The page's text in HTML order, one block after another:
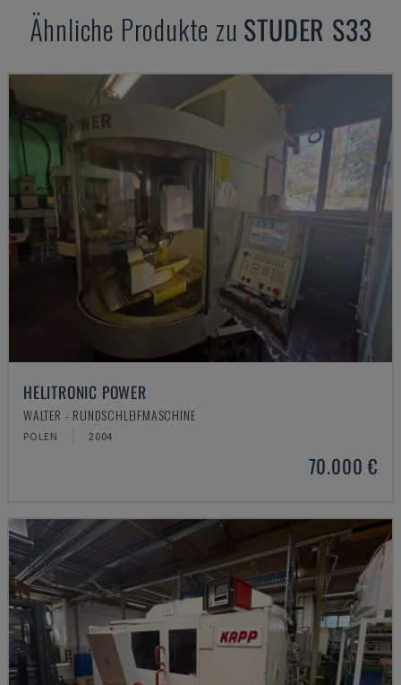
Ähnliche Produkte zu STUDER S33
HELITRONIC POWER
WALTER - RUNDSCHLEIFMASCHINE
POLEN 2004
70.000 €